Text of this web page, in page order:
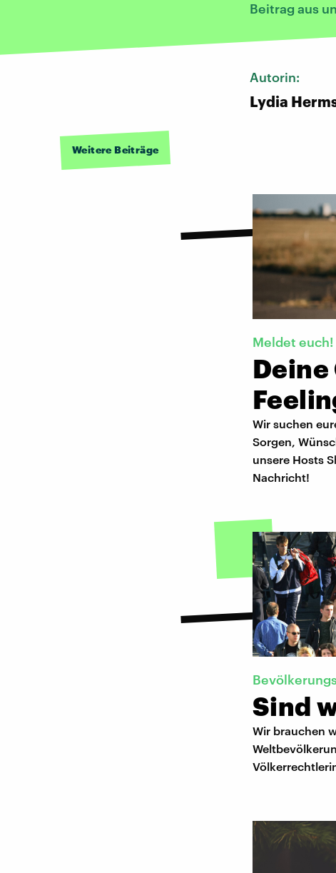
Beitrag aus
Autorin:
Lydia
Weitere Beiträge
Meldet euch!
Deine
Wir suchen
Sorgen,
unsere Hosts
Nachricht!
Sind
Wir brauchen